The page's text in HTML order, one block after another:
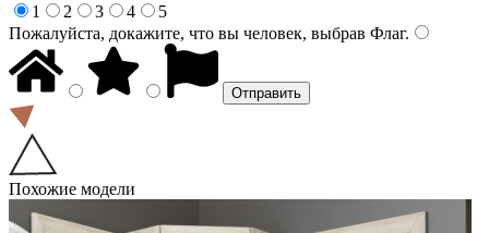
1
2 3 4
5
Пожалуйста, докажите, что вы человек, выбрав Флаг.
Похожие модели